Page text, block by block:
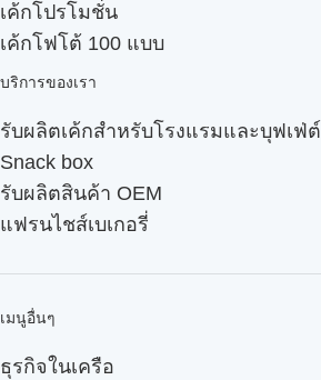
เค้กโปรโมชั่น
เค้กโฟโต้ 100 แบบ
บริการของเรา
รับผลิตเค้กสำหรับโรงแรมและบุฟเฟ่ต์
Snack box
รับผลิตสินค้า OEM
แฟรนไชส์เบเกอรี่
เมนูอื่นๆ
ธุรกิจในเครือ